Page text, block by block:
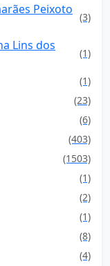
Peixoto
(3)
Lins dos
(1)
(1)
(23)
(6)
(403)
(1503)
(1)
(2)
(1)
(8)
(4)